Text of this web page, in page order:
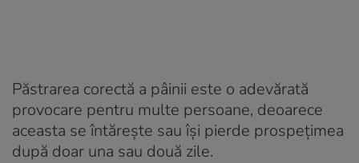
Păstrarea corectă a pâinii este o adevărată
provocare pentru multe persoane, deoarece
aceasta se întărește sau își pierde prospețimea
după doar una sau două zile.